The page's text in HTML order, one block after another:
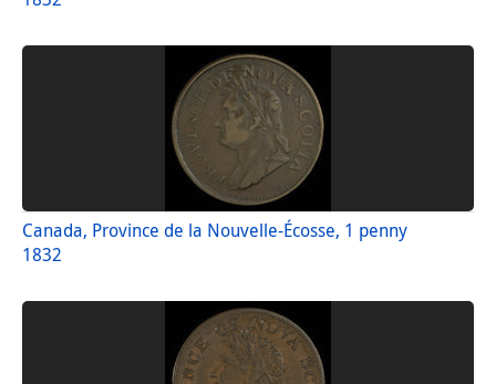
Canada, Province de la Nouvelle-Écosse, 1 penny
1832